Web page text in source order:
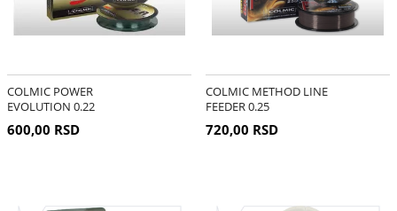
COLMIC POWER
EVOLUTION 0.22
600,00 RSD
COLMIC METHOD LINE
FEEDER 0.25
720,00 RSD